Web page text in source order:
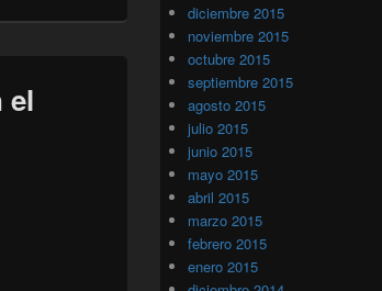
el
diciembre 2015
noviembre 2015
octubre 2015
septiembre 2015
agosto 2015
julio 2015
junio 2015
mayo 2015
abril 2015
marzo 2015
febrero 2015
enero 2015